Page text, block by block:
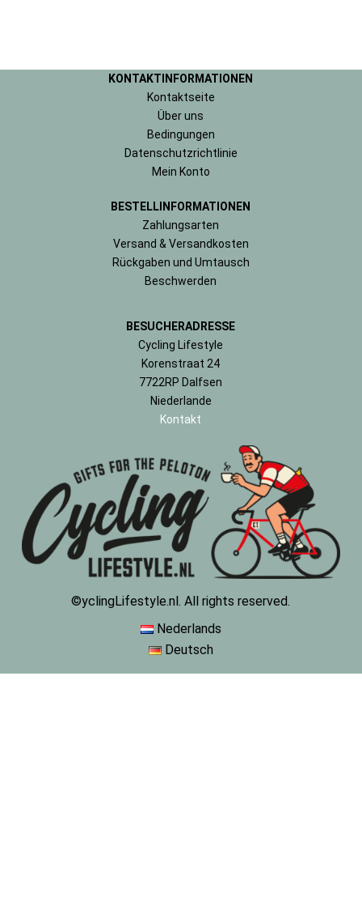
KONTAKTINFORMATIONEN
Kontaktseite
Über uns
Bedingungen
Datenschutzrichtlinie
Mein Konto
BESTELLINFORMATIONEN
Zahlungsarten
Versand & Versandkosten
Rückgaben und Umtausch
Beschwerden
BESUCHERADRESSE
Cycling Lifestyle
Korenstraat 24
7722RP Dalfsen
Niederlande
Kontakt
©yclingLifestyle.nl. All rights reserved.
Nederlands
Deutsch